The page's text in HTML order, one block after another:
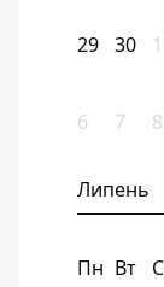
29 30 1
6 7 8
Липень
Пн Вт